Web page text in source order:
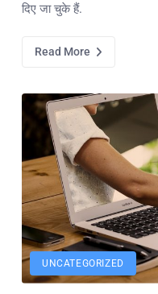
दिए जा चुके हैं.
Read More
UNCATEGORIZED